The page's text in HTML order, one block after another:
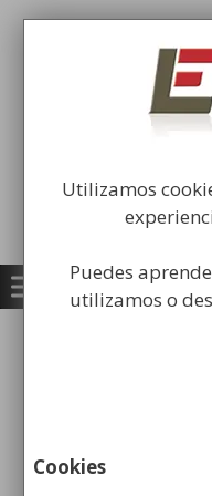
Saltar
de
Utilizamos
Puedes
utilizamos o
Cookies